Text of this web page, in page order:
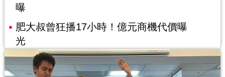
曝
肥大叔曾狂播17小時！億元商機代價曝
光